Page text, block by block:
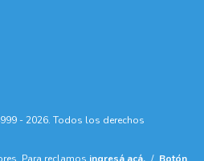
- 2026. Todos los derechos